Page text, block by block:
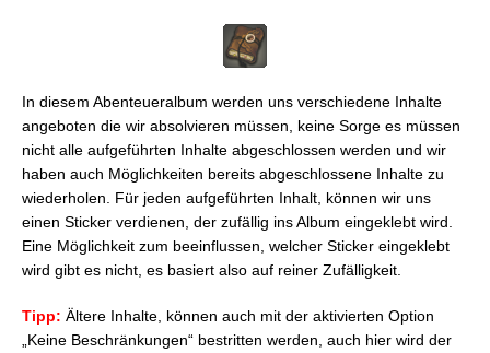
In diesem Abenteueralbum werden uns verschiedene Inhalte
angeboten die wir absolvieren müssen, keine Sorge es müssen
nicht alle aufgeführten Inhalte abgeschlossen werden und wir
haben auch Möglichkeiten bereits abgeschlossene Inhalte zu
wiederholen. Für jeden aufgeführten Inhalt, können wir uns
einen Sticker verdienen, der zufällig ins Album eingeklebt wird.
Eine Möglichkeit zum beeinflussen, welcher Sticker eingeklebt
wird gibt es nicht, es basiert also auf reiner Zufälligkeit.
Tipp: Ältere Inhalte, können auch mit der aktivierten Option
„Keine Beschränkungen“ bestritten werden, auch hier wird der